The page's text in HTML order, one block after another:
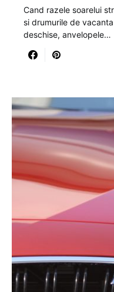
Cand razele soarelui
si drumurile de
deschise, anvelopele…